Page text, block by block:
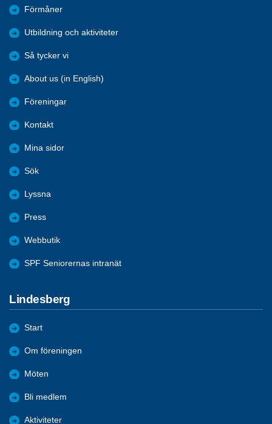
Förmåner
Utbildning och aktiviteter
Så tycker vi
About us (in English)
Föreningar
Kontakt
Mina sidor
Sök
Lyssna
Press
Webbutik
SPF Seniorernas intranät
Lindesberg
Start
Om föreningen
Möten
Bli medlem
Aktiviteter